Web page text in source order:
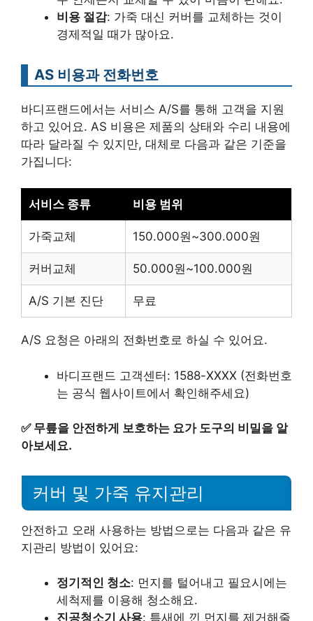
비용 절감: 가죽 대신 커버를 교체하는 것이
경제적일 때가 많아요.
AS 비용과 전화번호
바디프랜드에서는 서비스 A/S를 통해 고객을 지원
하고 있어요. AS 비용은 제품의 상태와 수리 내용에
따라 달라질 수 있지만, 대체로 다음과 같은 기준을
가집니다:
서비스 종류 비용 범위
가죽교체 150.000원~300.000원
커버교체 50.000원~100.000원
A/S 기본 진단 무료
A/S 요청은 아래의 전화번호로 하실 수 있어요.
바디프랜드 고객센터: 1588-XXXX (전화번호
는 공식 웹사이트에서 확인해주세요)
✅ 무릎을 안전하게 보호하는 요가 도구의 비밀을 알
아보세요.
커버 및 가죽 유지관리
안전하고 오래 사용하는 방법으로는 다음과 같은 유
지관리 방법이 있어요:
정기적인 청소: 먼지를 털어내고 필요시에는
세척제를 이용해 청소해요.
진공청소기 사용: 틈새에 낀 먼지를 제거해줄